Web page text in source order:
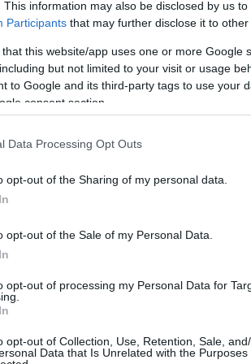
This information may also be disclosed by us
Participants that may further disclose it to other
that this website/app uses one or more Google
but not limited to your visit or usage
to Google and its third-party tags to use your
consent section.
Data Processing Opt Outs
opt-out of the Sharing of my personal data.
opt-out of the Sale of my Personal Data.
opt-out of processing my Personal Data for
opt-out of Collection, Use, Retention, Sale,
Data that Is Unrelated with the Purposes
TOVÁBB
fidesz
volt a pesti
Budapest 20024-es olimpiai pályázata, a
a projektet menedzselő állami cég.